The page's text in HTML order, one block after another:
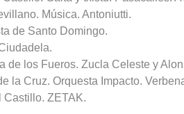
Música. Antoniutti.
de Santo Domingo.
de los Fueros. Zucla Celeste y
la Cruz. Orquesta Impacto.
Castillo. ZETAK.